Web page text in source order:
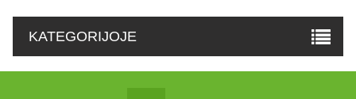
KATEGORIJOJE